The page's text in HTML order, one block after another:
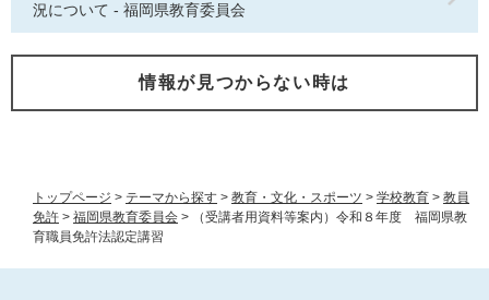
トップページ > テーマから探す > 教育・文化・スポーツ > 学校教育 > 教員
免許 > 福岡県教育委員会 >
（受講者用資料等案内）令和８年度 福岡県教
育職員免許法認定講習
況について - 福岡県教育委員会
情報が見つからない時は